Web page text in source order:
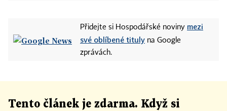
Přidejte si Hospodářské noviny mezi
své oblíbené tituly na Google
zprávách.
Tento článek je zdarma. Když si